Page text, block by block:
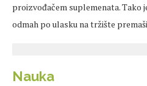
proizvođačem suplemenata. Tako
odmah po ulasku na tržište
Nauka